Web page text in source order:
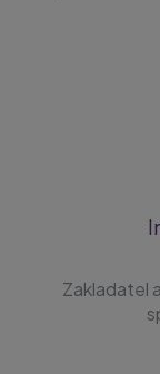
Zakladatel